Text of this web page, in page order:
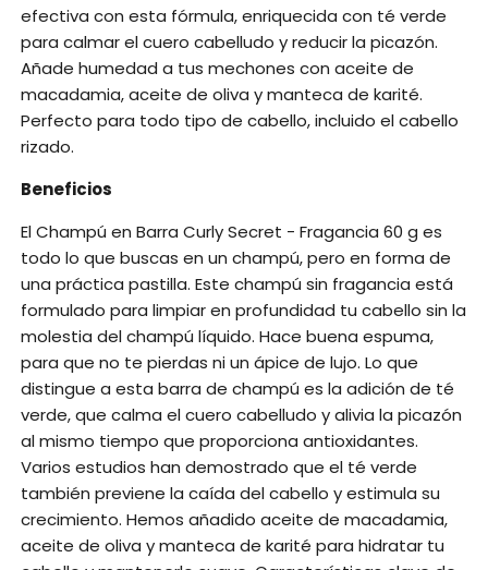
efectiva con esta fórmula, enriquecida con té verde
para calmar el cuero cabelludo y reducir la picazón.
Añade humedad a tus mechones con aceite de
macadamia, aceite de oliva y manteca de karité.
Perfecto para todo tipo de cabello, incluido el cabello
rizado.
Beneficios
El Champú en Barra Curly Secret - Fragancia 60 g es
todo lo que buscas en un champú, pero en forma de
una práctica pastilla. Este champú sin fragancia está
formulado para limpiar en profundidad tu cabello sin la
molestia del champú líquido. Hace buena espuma,
para que no te pierdas ni un ápice de lujo. Lo que
distingue a esta barra de champú es la adición de té
verde, que calma el cuero cabelludo y alivia la picazón
al mismo tiempo que proporciona antioxidantes.
Varios estudios han demostrado que el té verde
también previene la caída del cabello y estimula su
crecimiento. Hemos añadido aceite de macadamia,
aceite de oliva y manteca de karité para hidratar tu